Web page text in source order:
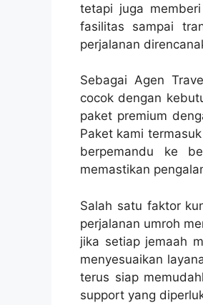
tetapi juga
fasilitas sampai
perjalanan
Sebagai Agen
cocok dengan
paket premium
Paket kami
berpemandu ke
memastikan
Salah satu faktor
perjalanan umroh
jika setiap jemaah
menyesuaikan
terus siap
support yang